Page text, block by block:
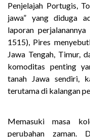
Penjelajah Portugis,
jawa” yang diduga
laporan
1515), Pires
Jawa Tengah, Timur,
komoditas penting
tanah Jawa sendiri,
terutama di kalangan
Memasuki masa
perubahan zaman.